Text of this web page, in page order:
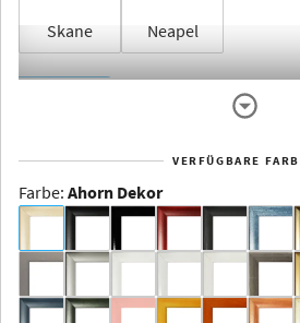
Skane Neapel
Dakota -
Rahmenloser
VERFÜGBARE
Farbe: Ahorn Dekor